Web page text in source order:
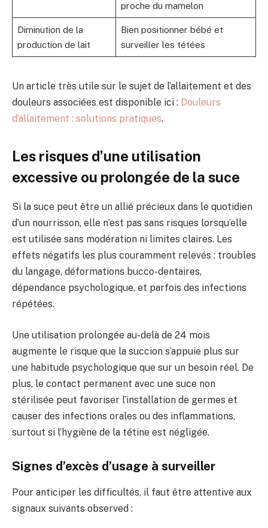
proche du mamelon
Diminution de la
production de lait
Bien positionner bébé et
surveiller les tétées
Un article très utile sur le sujet de l’allaitement et des
douleurs associées est disponible ici : Douleurs
d’allaitement : solutions pratiques.
Les risques d’une utilisation
excessive ou prolongée de la suce
Si la suce peut être un allié précieux dans le quotidien
d’un nourrisson, elle n’est pas sans risques lorsqu’elle
est utilisée sans modération ni limites claires. Les
effets négatifs les plus couramment relevés : troubles
du langage, déformations bucco-dentaires,
dépendance psychologique, et parfois des infections
répétées.
Une utilisation prolongée au-delà de 24 mois
augmente le risque que la succion s’appuie plus sur
une habitude psychologique que sur un besoin réel. De
plus, le contact permanent avec une suce non
stérilisée peut favoriser l’installation de germes et
causer des infections orales ou des inflammations,
surtout si l’hygiène de la tétine est négligée.
Signes d’excès d’usage à surveiller
Pour anticiper les difficultés, il faut être attentive aux
signaux suivants observed :